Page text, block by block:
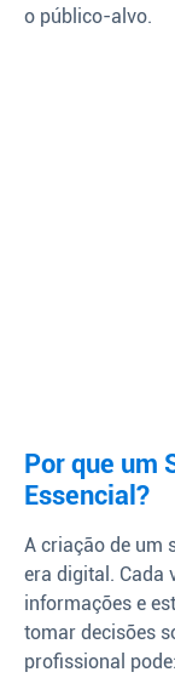
o público-alvo.
Por que um
Essencial?
A criação de um
era digital. Cada
informações e
tomar decisões
profissional pode: